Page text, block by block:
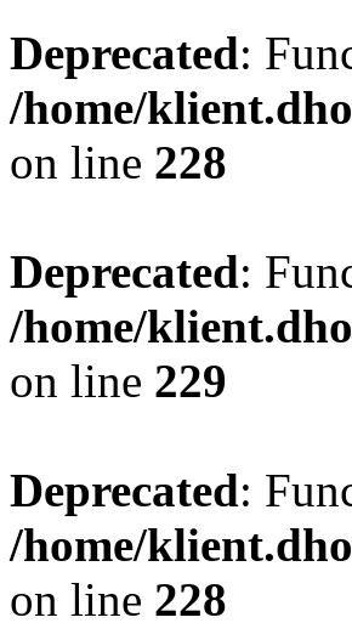
Deprecated:
/home/
on line 228
Deprecated:
/home/
on line 229
Deprecated:
/home/
on line 228